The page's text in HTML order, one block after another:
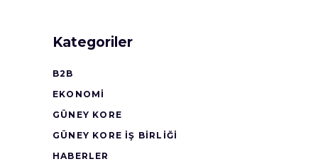
Kategoriler
B2B
EKONOMI
GÜNEY KORE
GÜNEY KORE İŞ BİRLİĞİ
HABERLER